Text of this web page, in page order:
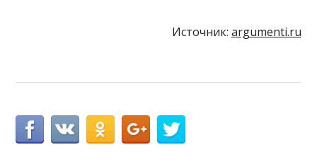
Источник: argumenti.ru